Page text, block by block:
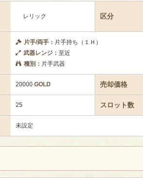
レリック 区分
片手/両手： 片手持ち（１Ｈ）
武器レンジ： 至近
種別： 片手武器
20000 GOLD 売却価格
25 スロット数
未設定